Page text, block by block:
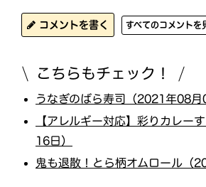
コメントを書く すべてのコメントを
こちらもチェック！
うなぎのばら寿司（2021年08月
【アレルギー対応】彩りカレー
16日）
鬼も退散！とら柄オムロール（